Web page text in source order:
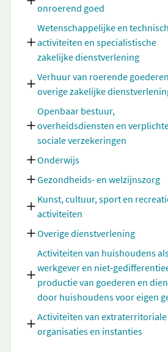
onroerend goed
Wetenschappelijke en
activiteiten en specialistische
zakelijke dienstverlening
Verhuur van roerende
overige zakelijke
Openbaar bestuur,
overheidsdiensten en
sociale verzekeringen
Onderwijs
Gezondheids- en welzijnszorg
Kunst, cultuur, sport en
activiteiten
Overige dienstverlening
Activiteiten van huishoudens
werkgever en niet-
productie van goederen en
door huishoudens voor eigen
Activiteiten van extraterritoriale
organisaties en instanties